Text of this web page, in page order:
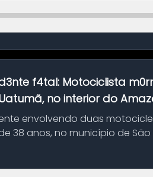
f4tal: Motociclista
no interior do
envolvendo duas
38 anos, no município de
n...